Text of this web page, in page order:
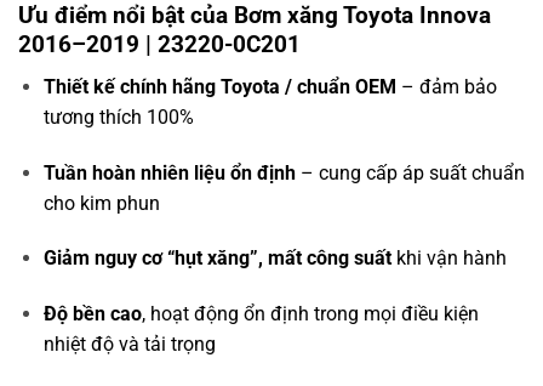
Ưu điểm nổi bật của Bơm xăng Toyota Innova
2016–2019 | 23220-0C201
Thiết kế chính hãng Toyota / chuẩn OEM – đảm bảo
tương thích 100%
Tuần hoàn nhiên liệu ổn định– cung cấp áp suất chuẩn
cho kim phun
Giảm nguy cơ “hụt xăng”, mất công suấtkhi vận hành
Độ bền cao, hoạt động ổn định trong mọi điều kiện
nhiệt độ và tải trọng